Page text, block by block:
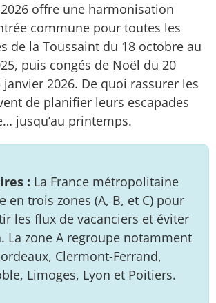
offre une harmonisation
commune pour toutes les
de la Toussaint du 18 octobre au
puis congés de Noël du 20
2026. De quoi rassurer les
de planifier leurs escapades
jusqu’au printemps.
: La France métropolitaine
en trois zones (A, B, et C) pour
les flux de vacanciers et éviter
La zone A regroupe notamment
Clermont-Ferrand,
Limoges, Lyon et Poitiers.